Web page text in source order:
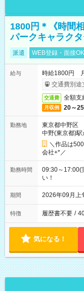
1800円＊《時間
パークキャラク
派遣 WEB登録・面接OK
給与
時給1800円
交通費別途
交通費 全額支
月収例 20～
勤務地
東京都中野区
中野(東京都)
＼作品は
会社+*／
勤務時間
09:30～
い！
期間 2026年09月
特徴 履歴書不要 /
気になる！